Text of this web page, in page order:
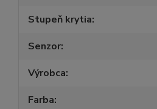
Stupeň krytia
Senzor
Výrobca
Farba